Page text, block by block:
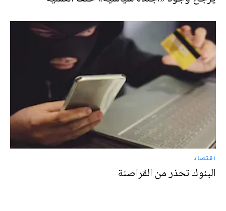
اقتصاد
البنوك تحذر من القراصنة